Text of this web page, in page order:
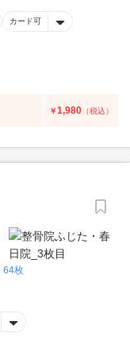
カード可
￥1,980 （税込）
64枚